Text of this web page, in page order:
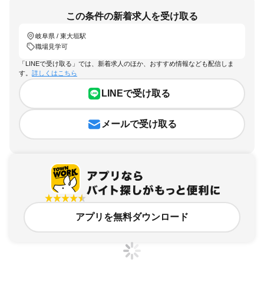
この条件の新着求人を受け取る
岐阜県 / 東大垣駅
職場見学可
「LINEで受け取る」では、新着求人のほか、おすすめ情報なども配信しま
す。 詳しくはこちら
LINEで受け取る
メールで受け取る
アプリを無料ダウンロード